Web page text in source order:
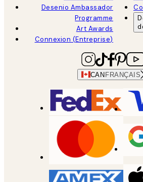
Desenio Ambassador
Programme
Art Awards
Connexion (Entreprise)
CANFRANÇAIS